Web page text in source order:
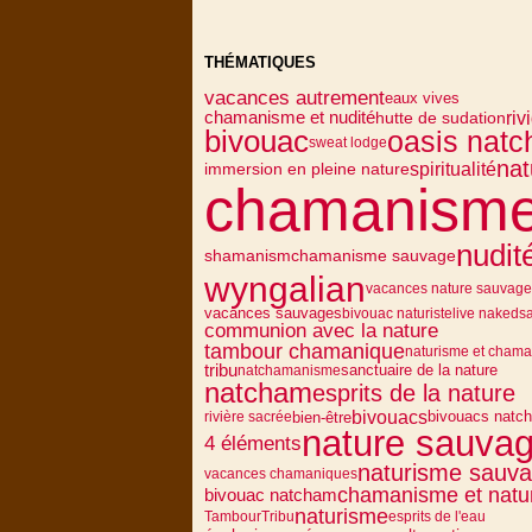
THÉMATIQUES
vacances autrementeaux vives
chamanisme et nuditéhutte de sudation
bivouacsweat lodgeoasis
immersion en pleine naturespiritualité
shamanismchamanisme sauvage
wyngalianvacances nature sauvage
vacances sauvagesbivouac naturiste live naked
communion avec la nature
tambour chamaniquenaturisme et
tribunatchamanismesanctuaire de la nature
natchamesprits de la nature
rivière sacréebien-êtrebivouacsbivouacs
4 élémentsnature
vacances chamaniquesnaturisme
bivouac natchamchamanisme et
TambourTribunaturismeesprits de l'eau